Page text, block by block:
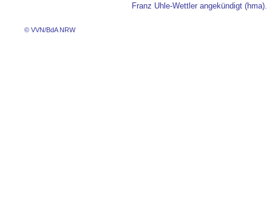
Franz Uhle-Wettler angekündigt (hma).
© VVN/BdA NRW